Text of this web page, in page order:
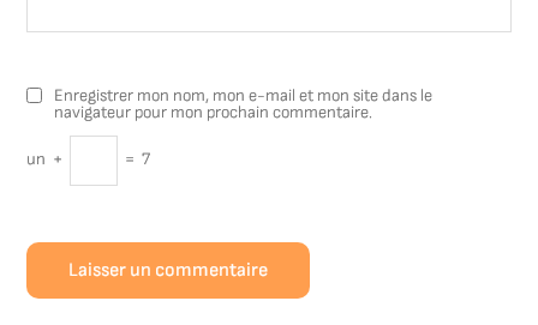
Enregistrer mon nom, mon e-mail et mon site dans le
navigateur pour mon prochain commentaire.
un + = 7